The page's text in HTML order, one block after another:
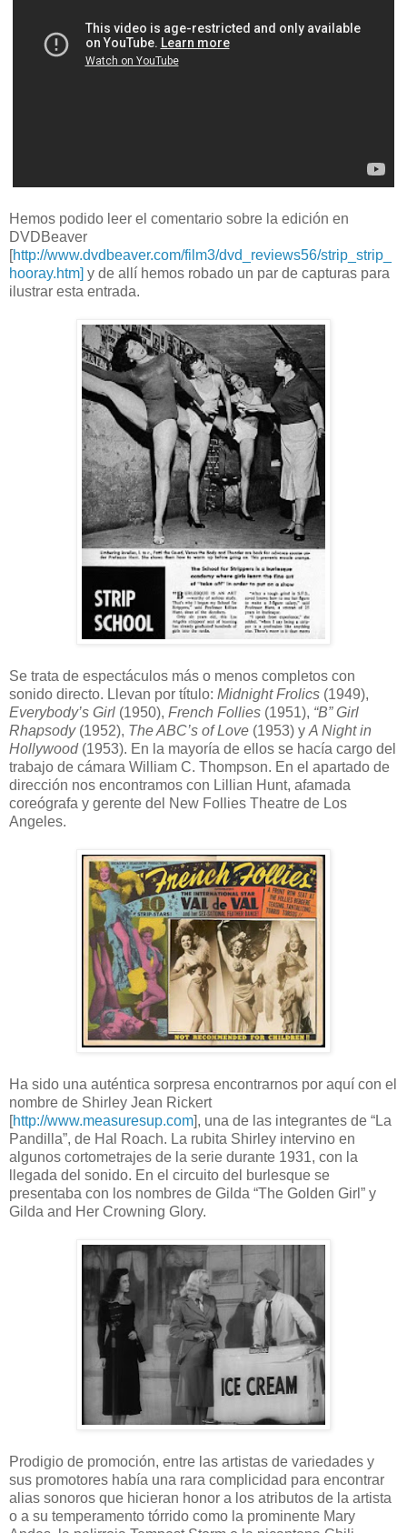
Hemos podido leer el comentario sobre la edición en
DVDBeaver
[http://www.dvdbeaver.com/film3/dvd_reviews56/strip_strip_
hooray.htm] y de allí hemos robado un par de capturas para
ilustrar esta entrada.
Se trata de espectáculos más o menos completos con
sonido directo. Llevan por título: Midnight Frolics (1949),
Everybody’s Girl (1950), French Follies (1951), “B” Girl
Rhapsody(1952), The ABC’s of Love (1953) y A Night in
Hollywood(1953). En la mayoría de ellos se hacía cargo del
trabajo de cámara William C. Thompson. En el apartado de
dirección nos encontramos con Lillian Hunt, afamada
coreógrafa y gerente del New Follies Theatre de Los
Angeles.
Ha sido una auténtica sorpresa encontrarnos por aquí con el
nombre de Shirley Jean Rickert
[http://www.measuresup.com], una de las integrantes de “La
Pandilla”, de Hal Roach. La rubita Shirley intervino en
algunos cortometrajes de la serie durante 1931, con la
llegada del sonido. En el circuito del burlesque se
presentaba con los nombres de Gilda “The Golden Girl” y
Gilda and Her Crowning Glory.
Prodigio de promoción, entre las artistas de variedades y
sus promotores había una rara complicidad para encontrar
alias sonoros que hicieran honor a los atributos de la artista
o a su temperamento tórrido como la prominente Mary